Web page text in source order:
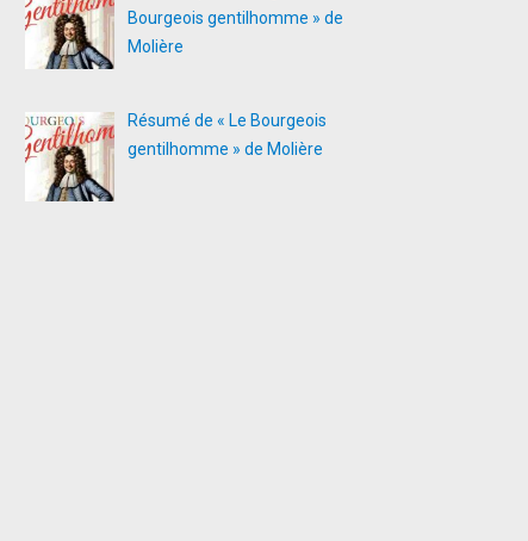
Bourgeois gentilhomme » de
Molière
Résumé de « Le Bourgeois
gentilhomme » de Molière